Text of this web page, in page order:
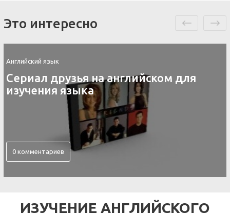
Это интересно
Английский язык
Сериал друзья на английском для
изучения языка
0 комментариев
ИЗУЧЕНИЕ АНГЛИЙСКОГО